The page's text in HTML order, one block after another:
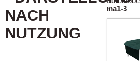
NACH
NUTZUNG
ma1-3